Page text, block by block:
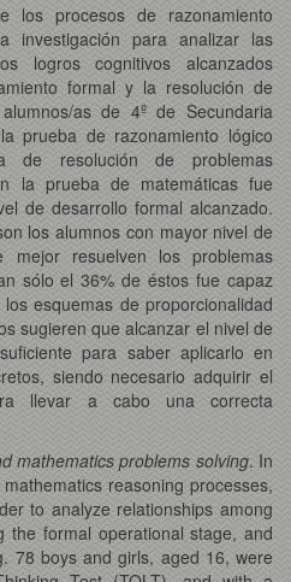
los procesos de razonamiento
investigación para analizar las
logros cognitivos alcanzados
formal y la resolución de
as de 4º de Secundaria
prueba de razonamiento lógico
resolución de problemas
la prueba de matemáticas fue
de desarrollo formal alcanzado.
los alumnos con mayor nivel de
mejor resuelven los problemas
sólo el 36% de éstos fue capaz
esquemas de proporcionalidad
sugieren que alcanzar el nivel de
para saber aplicarlo en
siendo necesario adquirir el
llevar a cabo una correcta
mathematics problems solving. In
reasoning processes,
to analyze relationships among
the formal operational stage, and
78 boys and girls, aged 16, were